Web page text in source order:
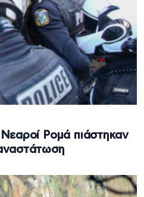
Ρομά πιάστηκαν